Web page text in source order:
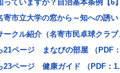
ていますか？自治基本条例【6
市立大学の窓から～知への誘い
クル紹介（名寄市民卓球クラブ
21ページ まなびの部屋 （PDF：
23ページ 健康ガイド （PDF：